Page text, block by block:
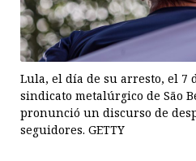
Lula, el día de su arresto, el 7
sindicato metalúrgico de São
pronunció un discurso de
seguidores. GETTY